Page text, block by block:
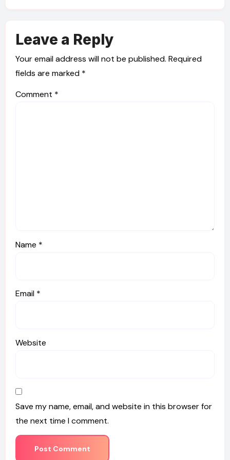
Leave a Reply
Your email address will not be published. Required
fields are marked *
Comment *
Name *
Email *
Website
Save my name, email, and website in this browser for
the next time I comment.